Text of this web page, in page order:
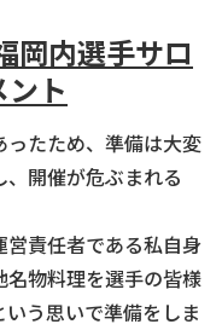
岡内選手サロ
ト
たため、準備は大変
開催が危ぶまれる
責任者である私自身
物料理を選手の皆様
う思いで準備をしま